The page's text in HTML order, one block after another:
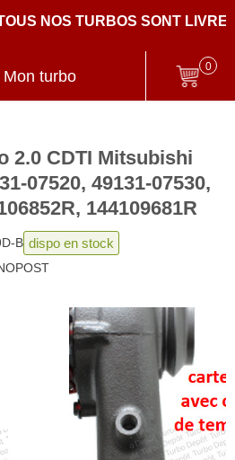
NOS TURBOS SONT LIVRES
Mon turbo
0
2.0 CDTI Mitsubishi
07520, 49131-07530,
144109681R
B dispo en stock